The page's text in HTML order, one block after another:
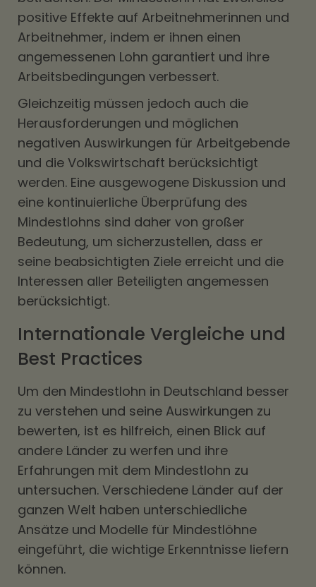
positive Effekte auf Arbeitnehmerinnen und
Arbeitnehmer, indem er ihnen einen
angemessenen Lohn garantiert und ihre
Arbeitsbedingungen verbessert.
Gleichzeitig müssen jedoch auch die
Herausforderungen und möglichen
negativen Auswirkungen für Arbeitgebende
und die Volkswirtschaft berücksichtigt
werden. Eine ausgewogene Diskussion und
eine kontinuierliche Überprüfung des
Mindestlohns sind daher von großer
Bedeutung, um sicherzustellen, dass er
seine beabsichtigten Ziele erreicht und die
Interessen aller Beteiligten angemessen
berücksichtigt.
Internationale Vergleiche und
Best Practices
Um den Mindestlohn in Deutschland besser
zu verstehen und seine Auswirkungen zu
bewerten, ist es hilfreich, einen Blick auf
andere Länder zu werfen und ihre
Erfahrungen mit dem Mindestlohn zu
untersuchen. Verschiedene Länder auf der
ganzen Welt haben unterschiedliche
Ansätze und Modelle für Mindestlöhne
eingeführt, die wichtige Erkenntnisse liefern
können.